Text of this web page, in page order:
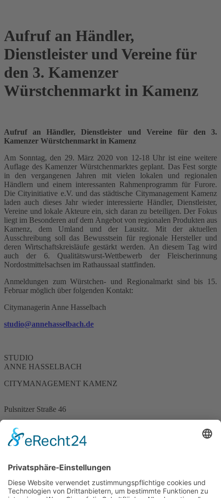
Aufruf an Händler,
Dienstleister und Vereine für
den 3. Kamenzer
Würstchenmarkt in Kamenz
Aufruf an Händler, Dienstleister und Vereine für den 3.
Kamenzer Würstchenmarkt in Kamenz
Am Sonntag, den 29. März 2020 von 12-18 Uhr ist eine weitere
Auflage des Kamenzer Würstchenmarktes geplant. Das Fest sorgte
in den vergangenen Jahren mit vielen lokalen und regionalen
Händlern und einem interessanten Rahmenprogramm für Furore.
Die Cityinitiative e.V. und das städtische Citymanagement Kamenz
laden auch dieses Jahr wieder interessierte Händler, Dienstleister,
Vereine und lokale Akteure ein, sich daran zu beteiligen. Der Fokus
liegt im Besonderen auf dem Angebot von regionalen Produkten aus
Kamenz, dem Umland und der Lausitz. Mit der aktuellen
Ausschreibung soll das Bewusstsein für regionale Hersteller und
deren Wirtschaftskreisläufe gestärkt werden. An diesem Tag wird
auch der 6. Qualitätswurst-Wettbewerb der Fleischerinnung
Nordostmittelsachsen im Rathaussaal stattfinden.
Anmeldungen zum Würstchen- und Regionalmarkt sind bis 15.
Februar möglich über folgenden Kontakt:
Citymanagerin Anne Hasselbach
studio@annehasselbach.de
STUDIO
ANNE HASSELBACH
CITYMANAGEMENT KAMENZ
Pulsnitzer Straße 46
01917 Kamenz
telefon 0 35 78.31 23 15
15.01.2020 – 18.02.2020